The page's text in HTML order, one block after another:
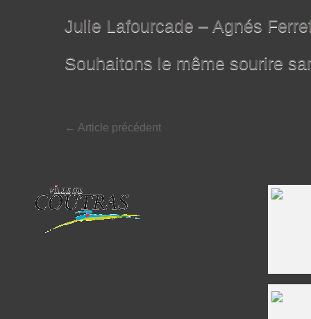
Julie Lafourcade – Agnés
Souhaitons le même sourire
← Article précédent